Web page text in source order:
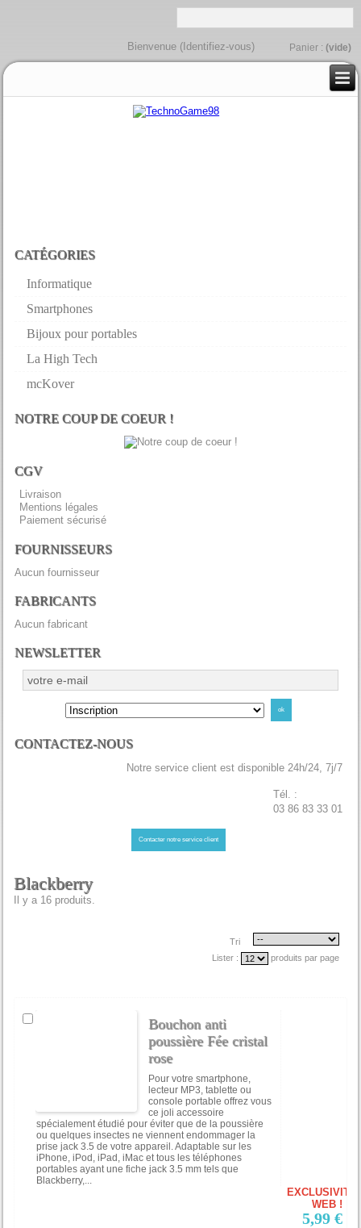
Panier : (vide)
Bienvenue ( Identifiez-vous)
CATÉGORIES
Informatique
Smartphones
Bijoux pour portables
La High Tech
mcKover
NOTRE COUP DE COEUR !
CGV
Livraison
Mentions légales
Paiement sécurisé
FOURNISSEURS
Aucun fournisseur
FABRICANTS
Aucun fabricant
NEWSLETTER
CONTACTEZ-NOUS
Notre service client est disponible 24h/24, 7j/7
Tél. :
03 86 83 33 01
Contacter notre service client
Blackberry
Il y a 16 produits.
Tri
Lister :
produits par page
Bouchon anti
poussière Fée cristal
rose
Pour votre smartphone,
lecteur MP3, tablette ou
console portable offrez vous
ce joli accessoire
spécialement étudié pour éviter que de la poussière
ou quelques insectes ne viennent endommager la
prise jack 3.5 de votre appareil. Adaptable sur les
iPhone, iPod, iPad, iMac et tous les téléphones
portables ayant une fiche jack 3.5 mm tels que
Blackberry,...
EXCLUSIVITÉ
WEB !
5,99 €